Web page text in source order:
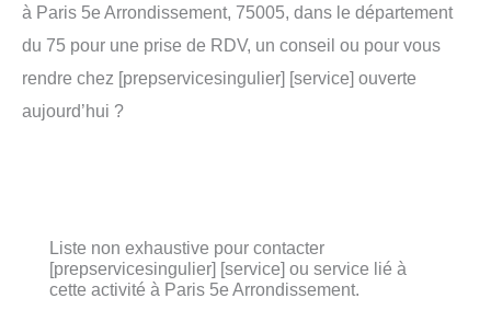
à Paris 5e Arrondissement, 75005, dans le département
du 75 pour une prise de RDV, un conseil ou pour vous
rendre chez [prepservicesingulier] [service] ouverte
aujourd’hui ?
Liste non exhaustive pour contacter
[prepservicesingulier] [service] ou service lié à
cette activité à Paris 5e Arrondissement.